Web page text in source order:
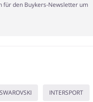
für den Buykers-Newsletter um
SWAROVSKI INTERSPORT